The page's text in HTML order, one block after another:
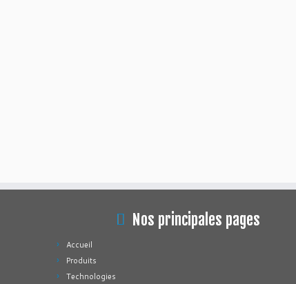
Nos principales pages
Accueil
Produits
Technologies